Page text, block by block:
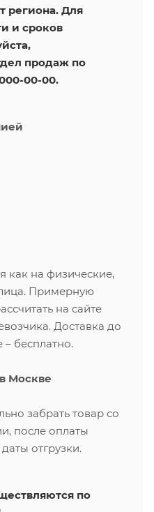
региона. Для
и сроков
продаж по
00-00.
как на физические,
Примерную
на сайте
Доставка до
бесплатно.
Москве
забрать товар со
после оплаты
отгрузки.
по